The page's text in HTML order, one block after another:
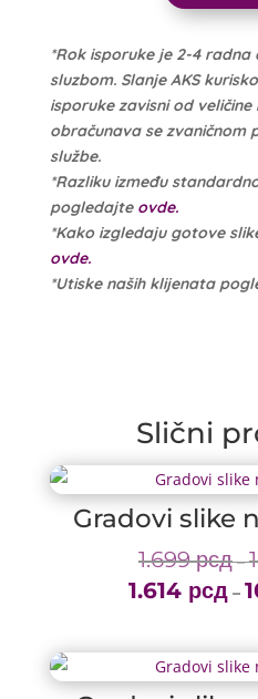
*Rok isporuke je 2-4
sluzbom. Slanje AKS
isporuke zavisni od
obračunava se zvaničnom
službe.
*Razliku između
pogledajte ovde.
*Kako izgledaju gotove
ovde.
*Utiske naših klijenata
Slični
Gradovi slike
1.699рсд –
1.614 рсд –